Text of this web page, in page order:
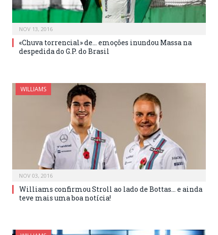
NOV 13, 2016
«Chuva torrencial» de… emoções inundou Massa na
despedida do G.P. do Brasil
WILLIAMS
NOV 03, 2016
Williams confirmou Stroll ao lado de Bottas… e ainda
teve mais uma boa notícia!